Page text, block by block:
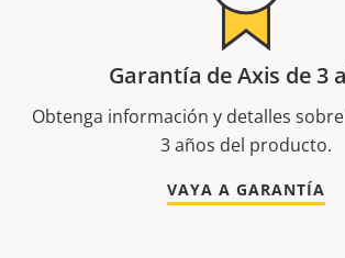
Garantía de Axis de 3
Obtenga información y detalles
3 años del producto.
VAYA A GARANTÍA